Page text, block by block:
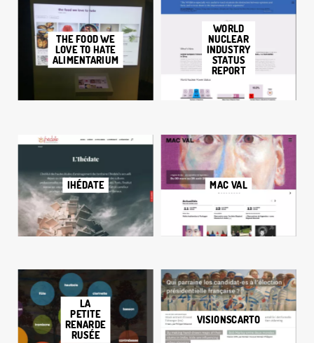
THE FOOD WE
LOVE TO HATE
ALIMENTARIUM
WORLD
NUCLEAR
INDUSTRY
STATUS
REPORT
IHÉDATE MAC VAL
LA
PETITE
RENARDE
RUSÉE
VISIONSCARTO